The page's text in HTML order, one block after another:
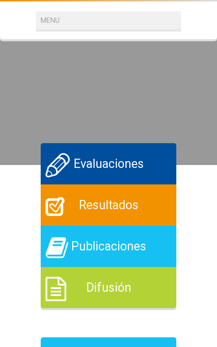
Evaluaciones
Resultados
Publicaciones
Difusión